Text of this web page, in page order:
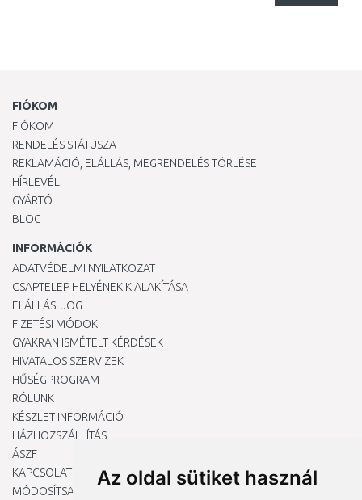
Az oldal sütiket használ
FIÓKOM
FIÓKOM
RENDELÉS STÁTUSZA
REKLAMÁCIÓ, ELÁLLÁS, MEGRENDELÉS TÖRLÉSE
HÍRLEVÉL
GYÁRTÓ
BLOG
INFORMÁCIÓK
ADATVÉDELMI NYILATKOZAT
CSAPTELEP HELYÉNEK KIALAKÍTÁSA
ELÁLLÁSI JOG
FIZETÉSI MÓDOK
GYAKRAN ISMÉTELT KÉRDÉSEK
HIVATALOS SZERVIZEK
HŰSÉGPROGRAM
RÓLUNK
KÉSZLET INFORMÁCIÓ
HÁZHOZSZÁLLÍTÁS
ÁSZF
KAPCSOLAT
MÓDOSÍTSA A COOKIE-BEÁLLÍTÁSAIMAT